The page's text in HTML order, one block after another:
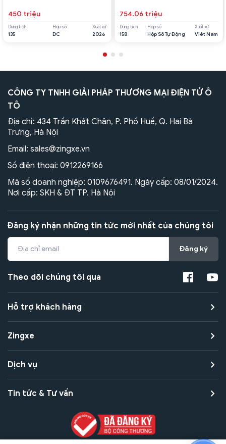
450 triệu
Dung tích
135
Hộp số
DC
Xuất xứ
2026
754.06 triệu
Dung tích
158
Hộp số
Hộp Số Tự Động
Xuất xứ
Viêt Nam
CÔNG TY TNHH GIẢI PHÁP THƯƠNG MẠI ĐIỆN TỬ Ô
TÔ
Địa chỉ: 434 Trần Khát Chân, P. Phố Huế, Q. Hai Bà
Trưng, Hà Nội
Email: sales@zingxe.vn
Số điện thoại: 0912269166
Mã số doanh nghiệp: 0109676491. Ngày cấp: 08/01/2024.
Nơi cấp: SKH & ĐT TP. Hà Nội
Đăng ký nhận những tin tức mới nhất của chúng tôi
Đăng ký
Theo dõi chúng tôi qua
Hỗ trợ khách hàng
Zingxe
Dịch vụ
Tin tức & Tư vấn